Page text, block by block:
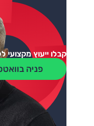
קבלו ייעוץ
פניה